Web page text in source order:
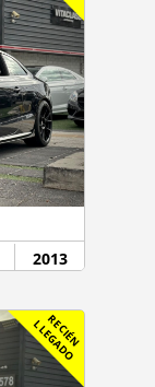
2013
R
E
C
I
É
N
L
L
E
G
A
D
O